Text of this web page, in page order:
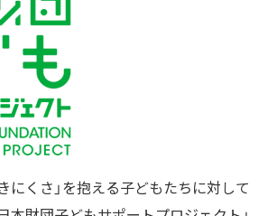
にくさ」を抱える子どもたちに対して